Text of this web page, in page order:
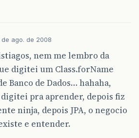
de ago. de 2008
nem me lembro da
digitei um Class.forName
Banco de Dados… hahaha,
pra aprender, depois fiz
ninja, depois JPA, o negocio
e entender.